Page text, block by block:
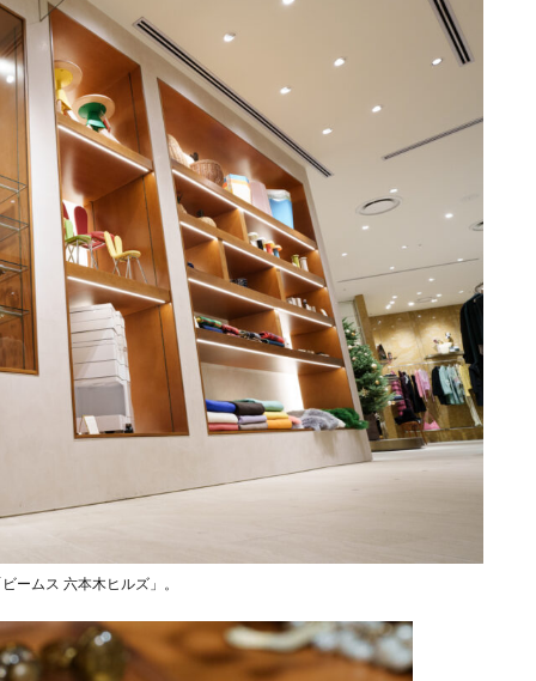
ームス 六本木ヒルズ」。